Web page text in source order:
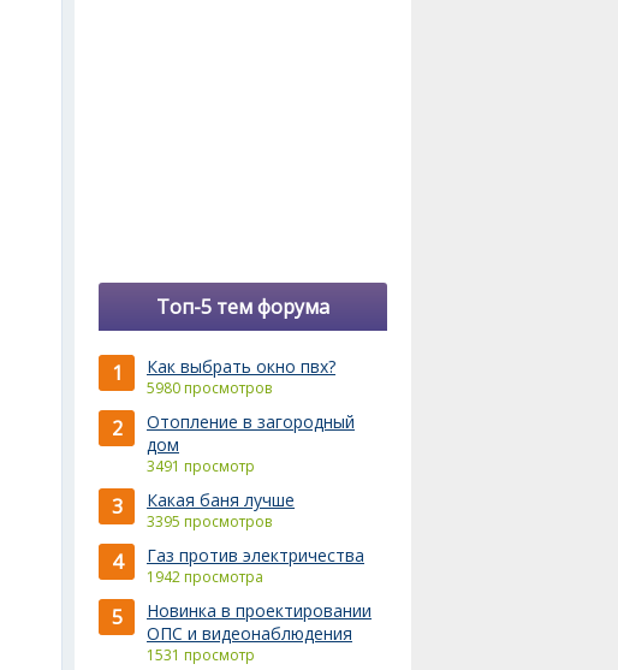
Топ-5 тем форума
1 Как выбрать окно пвх?
5980 просмотров
2
Отопление в загородный
дом
3491 просмотр
3 Какая баня лучше
3395 просмотров
4 Газ против электричества
1942 просмотра
5
Новинка в проектировании
ОПС и видеонаблюдения
1531 просмотр